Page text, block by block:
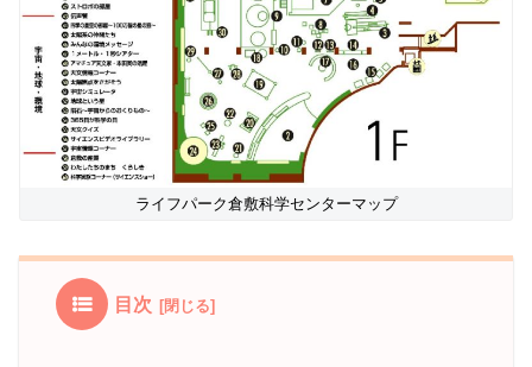
ライフパーク倉敷科学センターマップ
目次